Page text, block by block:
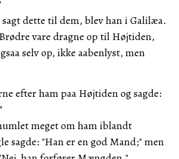
sagt dette til dem, blev han i Galilæa.
vare dragne op til Højtiden,
selv op, ikke aabenlyst, men
efter ham paa Højtiden og sagde:
meget om ham iblandt
sagde: "Han er en god Mand;" men